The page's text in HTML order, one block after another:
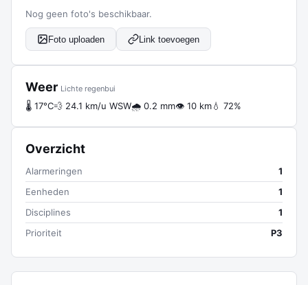
Nog geen foto's beschikbaar.
Foto uploaden Link toevoegen
Weer Lichte regenbui
🌡 17°C💨 24.1 km/u WSW🌧 0.2 mm👁 10 km💧 72%
Overzicht
Alarmeringen
1
Eenheden
1
Disciplines
1
Prioriteit
P3